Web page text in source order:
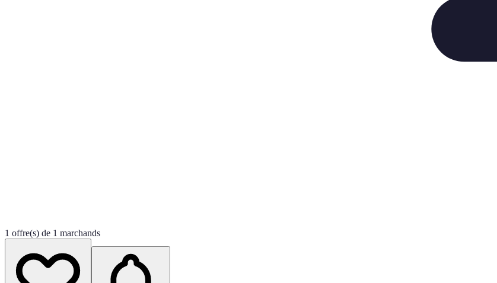
1 offre(s) de 1 marchands